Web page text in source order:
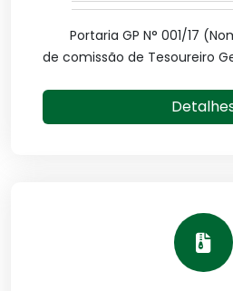
Portaria GP N° 001/17
de comissão de Tesoureiro